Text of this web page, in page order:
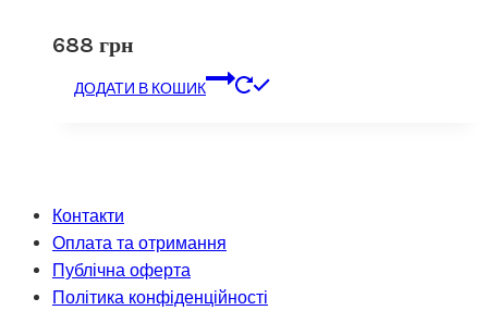
688 грн
ДОДАТИ В КОШИК
Контакти
Оплата та отримання
Публічна оферта
Політика конфіденційності